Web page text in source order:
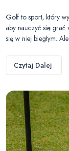
Golf to sport, który
aby nauczyć się grać
się w niej biegłym.
Czytaj Dalej